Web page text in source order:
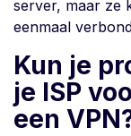
server, maar ze
eenmaal
Kun je
je ISP
een